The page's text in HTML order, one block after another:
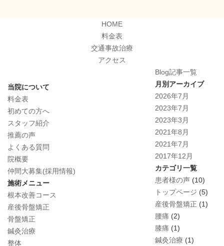
HOME
料金表
交通事故治療
アクセス
Blog記事一覧
月別アーカイブ
2026年7月
2023年7月
2023年3月
2021年8月
2021年7月
2017年12月
カテゴリ一覧
患者様の声 (10)
トップページ (5)
産後骨盤矯正 (1)
腰痛 (2)
膝痛 (1)
鍼灸治療 (1)
当院について
料金表
初めての方へ
スタッフ紹介
推薦の声
よくある質問
院概要
仲間大募集(採用情報)
施術メニュー
根本改善コース
産後骨盤矯正
骨盤矯正
鍼灸治療
整体